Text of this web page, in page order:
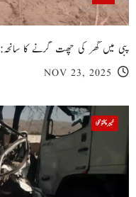
پبی میں گھر کی چھت گرنے کا سانحہ: 5 افراد جان کی بازی ہار گئے، 3 زخمی
NOV 23, 2025
خیبر پختونخوا